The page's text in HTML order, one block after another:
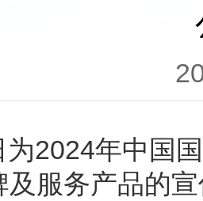
2024年中国
及服务产品的